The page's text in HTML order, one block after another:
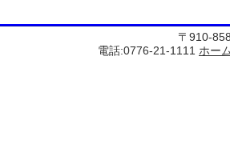
〒910-
電話:0776-21-1111 ホー